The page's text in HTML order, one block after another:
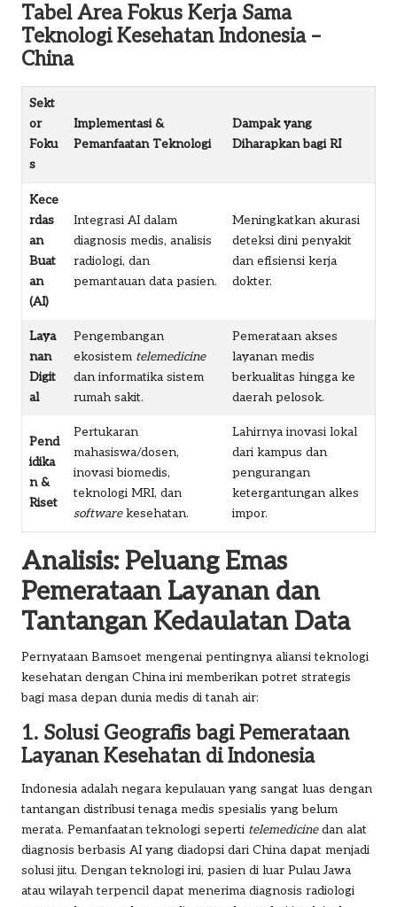
Tabel Area Fokus Kerja Sama
Teknologi Kesehatan Indonesia –
China
Sekt
or
Foku
s
Implementasi &
Pemanfaatan Teknologi
Dampak yang
Diharapkan bagi RI
Kece
rdas
an
Buat
an
(AI)
Integrasi AI dalam
diagnosis medis, analisis
radiologi, dan
pemantauan data pasien.
Meningkatkan akurasi
deteksi dini penyakit
dan efisiensi kerja
dokter.
Laya
nan
Digit
al
Pengembangan
ekosistem telemedicine
dan informatika sistem
rumah sakit.
Pemerataan akses
layanan medis
berkualitas hingga ke
daerah pelosok.
Pend
idika
n &
Riset
Pertukaran
mahasiswa/dosen,
inovasi biomedis,
teknologi MRI, dan
softwarekesehatan.
Lahirnya inovasi lokal
dari kampus dan
pengurangan
ketergantungan alkes
impor.
Analisis: Peluang Emas
Pemerataan Layanan dan
Tantangan Kedaulatan Data
Pernyataan Bamsoet mengenai pentingnya aliansi teknologi
kesehatan dengan China ini memberikan potret strategis
bagi masa depan dunia medis di tanah air:
1. Solusi Geografis bagi Pemerataan
Layanan Kesehatan di Indonesia
Indonesia adalah negara kepulauan yang sangat luas dengan
tantangan distribusi tenaga medis spesialis yang belum
merata. Pemanfaatan teknologi seperti telemedicinedan alat
diagnosis berbasis AI yang diadopsi dari China dapat menjadi
solusi jitu. Dengan teknologi ini, pasien di luar Pulau Jawa
atau wilayah terpencil dapat menerima diagnosis radiologi